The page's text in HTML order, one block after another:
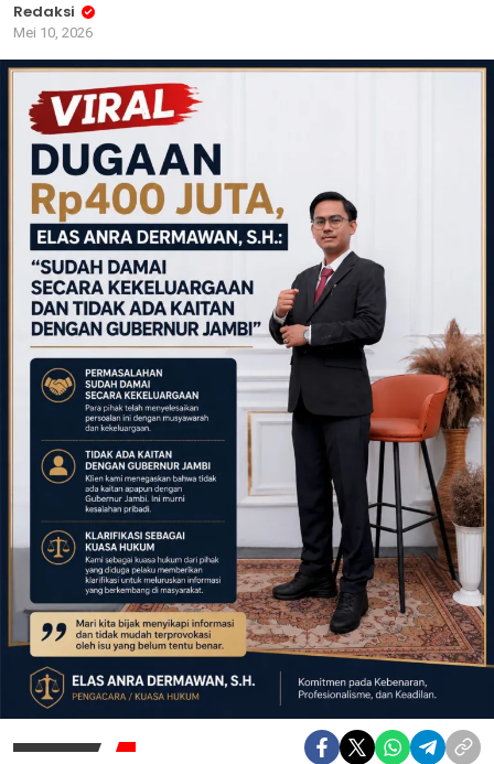
Redaksi
Mei 10, 2026